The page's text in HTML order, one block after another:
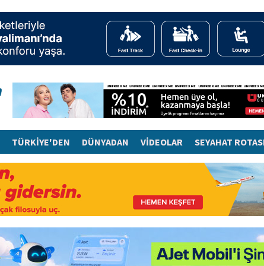
TÜRKİYE'DEN DÜNYADAN VİDEOLAR SEYAHAT